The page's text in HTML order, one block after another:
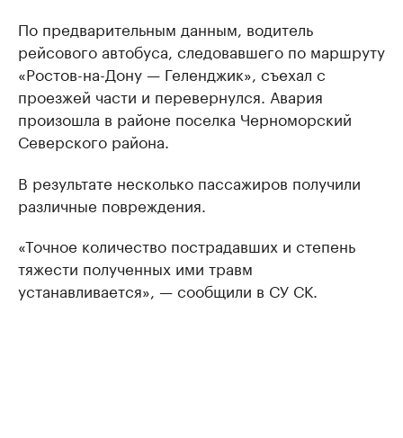
По предварительным данным, водитель
рейсового автобуса, следовавшего по маршруту
«Ростов-на-Дону — Геленджик», съехал с
проезжей части и перевернулся. Авария
произошла в районе поселка Черноморский
Северского района.
В результате несколько пассажиров получили
различные повреждения.
«Точное количество пострадавших и степень
тяжести полученных ими травм
устанавливается», — сообщили в СУ СК.